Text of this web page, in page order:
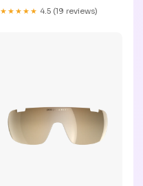
★★★★★ 4.5 (19 reviews)